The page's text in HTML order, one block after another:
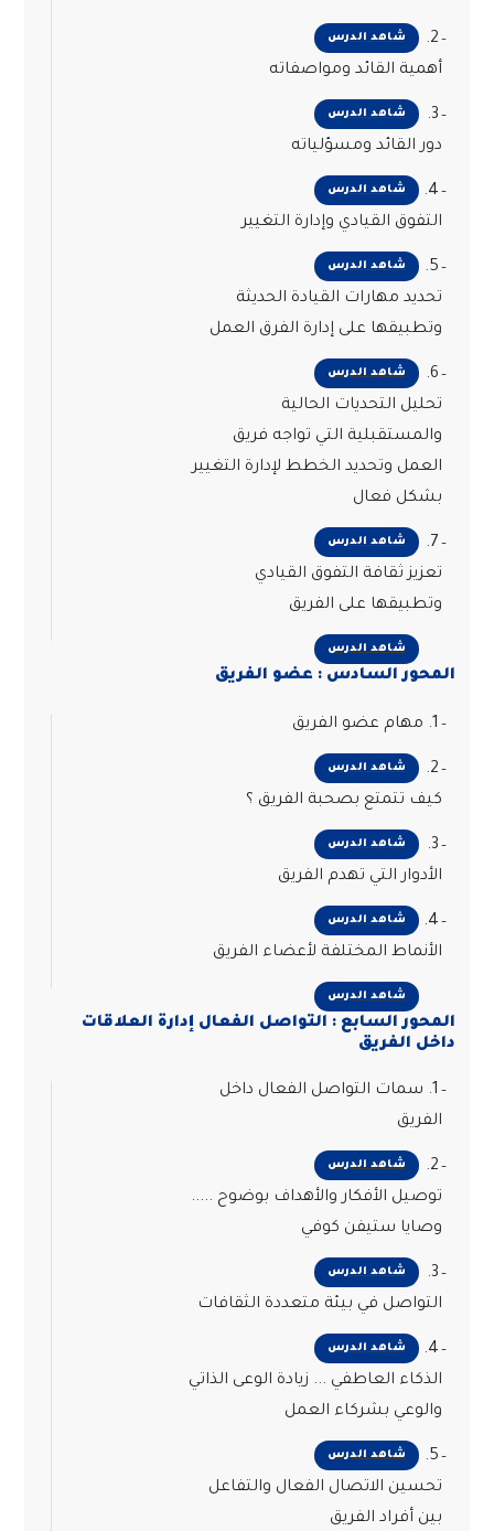
شاهد الدرس
2.
أهمية القائد ومواصفاته
شاهد الدرس
3.
دور القائد ومسؤلياته
شاهد الدرس
4.
التفوق القيادي وإدارة التغيير
شاهد الدرس
5.
تحديد مهارات القيادة الحديثة
وتطبيقها على إدارة الفرق العمل
شاهد الدرس
6.
تحليل التحديات الحالية
والمستقبلية التي تواجه فريق
العمل وتحديد الخطط لإدارة التغيير
بشكل فعال
شاهد الدرس
7.
تعزيز ثقافة التفوق القيادي
وتطبيقها على الفريق
شاهد الدرس
المحور السادس : عضو الفريق
شاهد الدرس
2.
كيف تتمتع بصحبة الفريق ؟
شاهد الدرس
3.
الأدوار التي تهدم الفريق
شاهد الدرس
4.
الأنماط المختلفة لأعضاء الفريق
شاهد الدرس
المحور السابع : التواصل الفعال إدارة العلاقات
داخل الفريق
1. سمات التواصل الفعال داخل
الفريق
شاهد الدرس
2.
توصيل الأفكار والأهداف بوضوح .....
وصايا ستيفن كوفي
شاهد الدرس
3.
التواصل في بيئة متعددة الثقافات
شاهد الدرس
4.
الذكاء العاطفي ... زيادة الوعى الذاتي
والوعي بشركاء العمل
شاهد الدرس
5.
تحسين الاتصال الفعال والتفاعل
بين أفراد الفريق